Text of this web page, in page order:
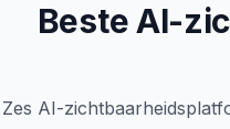
Beste AI-
Zes AI-